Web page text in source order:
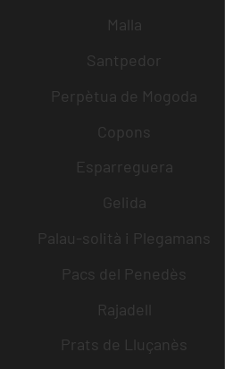
Malla
Santpedor
Perpètua de Mogoda
Copons
Esparreguera
Gelida
Palau-solità i Plegamans
Pacs del Penedès
Rajadell
Prats de Lluçanès